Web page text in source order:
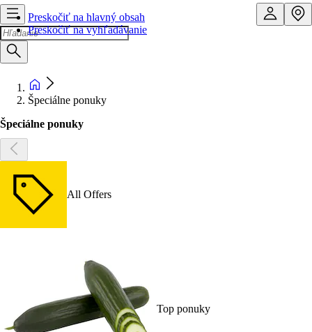
Preskočiť na hlavný obsah
Preskočiť na vyhľadávanie
Špeciálne ponuky
Špeciálne ponuky
All Offers
Top ponuky